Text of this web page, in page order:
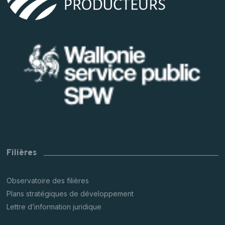
Filières
Observatoire des filières
Plans stratégiques de développement
Lettre d’information juridique